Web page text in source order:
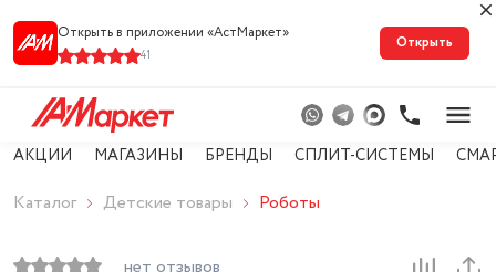
Открыть в приложении «АстМарке‪т‬»
41
Открыть
АКЦИИ МАГАЗИНЫ БРЕНДЫ СПЛИТ-СИСТЕМЫ
Каталог Детские товары Роботы